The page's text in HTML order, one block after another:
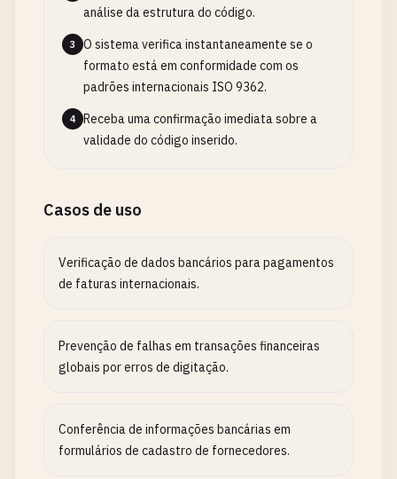
análise da estrutura do código.
3
O sistema verifica instantaneamente se o
formato está em conformidade com os
padrões internacionais ISO 9362.
4
Receba uma confirmação imediata sobre a
validade do código inserido.
Casos de uso
Verificação de dados bancários para pagamentos
de faturas internacionais.
Prevenção de falhas em transações financeiras
globais por erros de digitação.
Conferência de informações bancárias em
formulários de cadastro de fornecedores.